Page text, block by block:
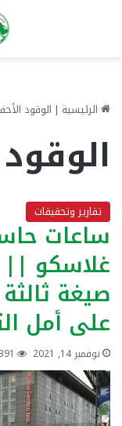
الرئيسية | الوقود
تقارير وتحقيقات
ساعات
غلاسكو ||
صيغة
على أمل
نوفمبر 14, 2021